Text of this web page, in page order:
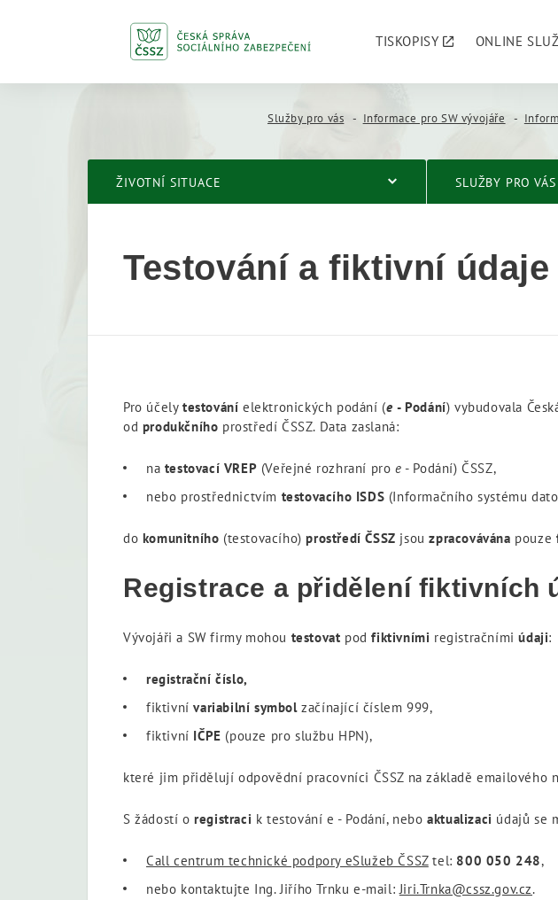
TISKOPISY ONLINE
Služby pro vás Informace pro SW vývojáře
ŽIVOTNÍ SITUACE SLUŽBY PRO VÁS
Testování a fiktivní údaje
Pro účely testování elektronických podání (e- Podání) vybudovala
od produkčního prostředí ČSSZ. Data zaslaná:
na testovací VREP (Veřejné rozhraní proe - Podání) ČSSZ,
nebo prostřednictvím testovacího ISDS (Informačního systému
do komunitního (testovacího)prostředí ČSSZ jsouzpracovávána pouze
Registrace a přidělení fiktivních
Vývojáři a SW firmy mohou testovat podfiktivními registračními údaji:
registrační číslo,
fiktivnívariabilní symbolzačínající číslem 999,
fiktivní IČPE (pouze pro službu HPN),
které jim přidělují odpovědní pracovníci ČSSZ na základě emailového
S žádostí oregistraci k testováníe - Podání, neboaktualizaci údajů se
Call centrum technické podpory eSlužeb ČSSZtel: 800 050 248,
nebo kontaktujte Ing. Jiřího Trnku e-mail:Jiri.Trnka@cssz.gov.cz.